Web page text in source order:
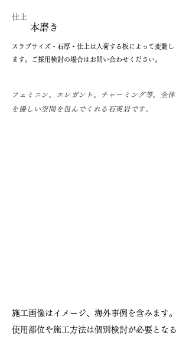
仕上
本磨き
​スラブサイズ・石厚・仕上は入荷する板によって変動し
ます。ご採用検討の場合はお問い合わせください。
フェミニン、エレガント、チャーミング等、全体
を優しい空間を包んでくれる石英岩です。
施工画像はイメージ、海外事例を含みます。
使用部位や施工方法は個別検討が必要となる